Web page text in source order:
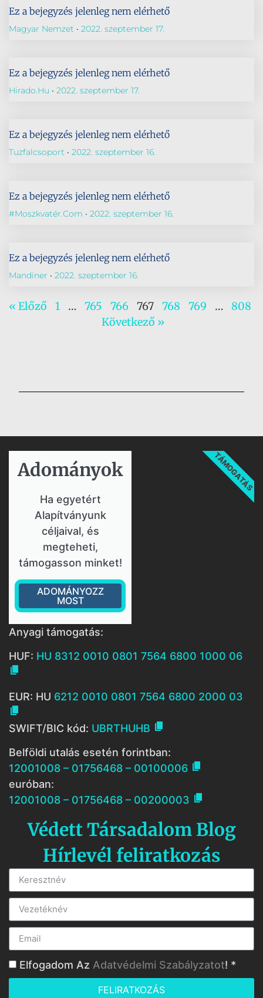
Ez a bejegyzés jelenleg nem elérhető
Magyar Nemzet 2022. szeptember 17.
Ez a bejegyzés jelenleg nem elérhető
Hirado.hu 2022. szeptember 17.
Ez a bejegyzés jelenleg nem elérhető
Tuzfalcsoport 2022. szeptember 16.
Ez a bejegyzés jelenleg nem elérhető
#Moszkvatér.com 2022. szeptember 16.
Ez a bejegyzés jelenleg nem elérhető
Mandiner 2022. szeptember 16.
« Előző 1 … 765 766 767 768 769 …
808
Következő »
Adományok​
Ha egyetért
Alapítványunk
céljaival, és
megteheti,
támogasson minket!
ADOMÁNYOZZ
MOST
TÁMOGATÁS
Anyagi támogatás:
HUF: HU 8312 0010 0801 7564 6800 1000 06

EUR: HU 6212 0010 0801 7564 6800 2000 03

SWIFT/BIC kód: UBRTHUHB 
Belföldi utalás esetén forintban:
12001008 – 01756468 – 00100006 
euróban:
12001008 – 01756468 – 00200003 
Védett Társadalom Blog
Hírlevél feliratkozás
Elfogadom Az Adatvédelmi Szabályzatot! *
FELIRATKOZÁS